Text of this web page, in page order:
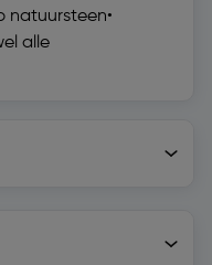
natuursteen•
alle